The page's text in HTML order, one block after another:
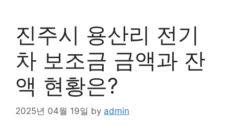
진주시 용산리 전기
차 보조금 금액과 잔
액 현황은?
2025년 04월 19일 by admin